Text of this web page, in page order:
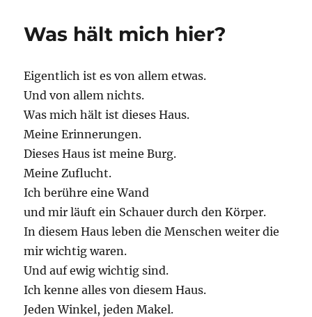
Was hält mich hier?
Eigentlich ist es von allem etwas.
Und von allem nichts.
Was mich hält ist dieses Haus.
Meine Erinnerungen.
Dieses Haus ist meine Burg.
Meine Zuflucht.
Ich berühre eine Wand
und mir läuft ein Schauer durch den Körper.
In diesem Haus leben die Menschen weiter die
mir wichtig waren.
Und auf ewig wichtig sind.
Ich kenne alles von diesem Haus.
Jeden Winkel, jeden Makel.